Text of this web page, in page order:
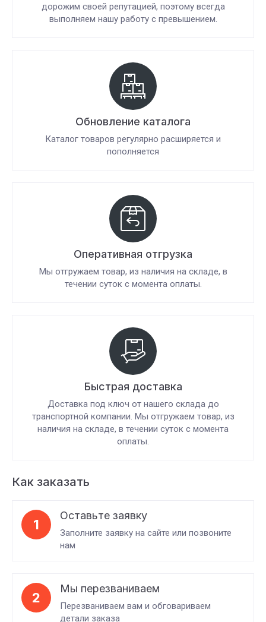
дорожим своей репутацией, поэтому всегда
выполняем нашу работу с превышением.
Обновление каталога
Каталог товаров регулярно расширяется и
пополняется
Оперативная отгрузка
Мы отгружаем товар, из наличия на складе, в
течении суток с момента оплаты.
Быстрая доставка
Доставка под ключ от нашего склада до
транспортной компании. Мы отгружаем товар, из
наличия на складе, в течении суток с момента
оплаты.
Как заказать
1
Оставьте заявку
Заполните заявку на сайте или позвоните
нам
2
Мы перезваниваем
Перезваниваем вам и обговариваем
детали заказа